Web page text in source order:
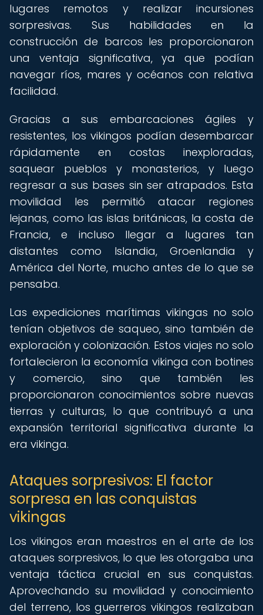
lugares remotos y realizar incursiones
sorpresivas. Sus habilidades en la
construcción de barcos les proporcionaron
una ventaja significativa, ya que podían
navegar ríos, mares y océanos con relativa
facilidad.
Gracias a sus embarcaciones ágiles y
resistentes, los vikingos podían desembarcar
rápidamente en costas inexploradas,
saquear pueblos y monasterios, y luego
regresar a sus bases sin ser atrapados. Esta
movilidad les permitió atacar regiones
lejanas, como las islas británicas, la costa de
Francia, e incluso llegar a lugares tan
distantes como Islandia, Groenlandia y
América del Norte, mucho antes de lo que se
pensaba.
Las expediciones marítimas vikingas no solo
tenían objetivos de saqueo, sino también de
exploración y colonización. Estos viajes no solo
fortalecieron la economía vikinga con botines
y comercio, sino que también les
proporcionaron conocimientos sobre nuevas
tierras y culturas, lo que contribuyó a una
expansión territorial significativa durante la
era vikinga.
Ataques sorpresivos: El factor
sorpresa en las conquistas
vikingas
Los vikingos eran maestros en el arte de los
ataques sorpresivos, lo que les otorgaba una
ventaja táctica crucial en sus conquistas.
Aprovechando su movilidad y conocimiento
del terreno, los guerreros vikingos realizaban